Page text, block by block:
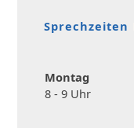
Sprechzeiten
Montag
8 - 9 Uhr